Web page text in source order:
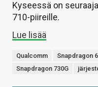
Kyseessä on
710-piireille.
Lue lisää
Qualcomm Snapdragon
Snapdragon 730G